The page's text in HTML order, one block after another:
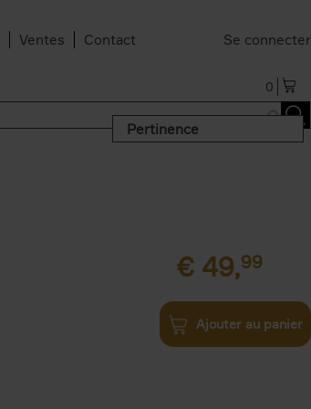
Ventes Contact Se connecter
0
Pertinence
€ 49,99
Ajouter au panier